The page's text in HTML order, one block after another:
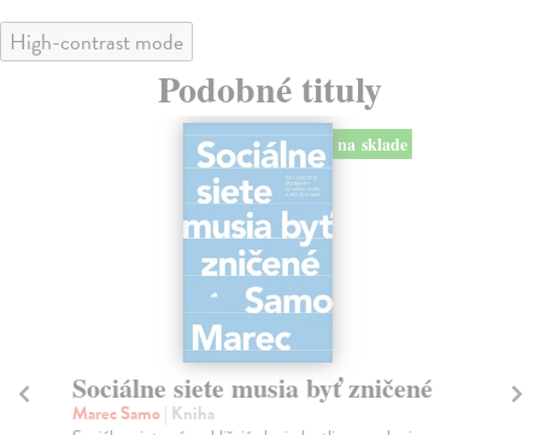
High-contrast mode
Podobné tituly
na sklade
Sociálne siete musia byť zničené
Marec Samo| Kniha